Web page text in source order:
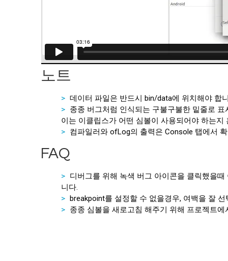
노트
데이터 파일은 반드시 bin/data에 위치해야 합
종종 버그처럼 인식되는 구불구불한 밑줄로
이는 이클립스가 어떤 심볼이 사용되어야 하는지
컴파일러와 ofLog의 출력은 Console 탭에서
FAQ
디버그를 위해 녹색 버그 아이콘을 클릭했을
니다.
breakpoint를 설정할 수 없을경우, 여백을 잘
종종 심볼을 새로고침 해주기 위해 프로젝트